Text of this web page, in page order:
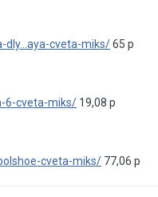
cveta-miks/65 р
6-cveta-miks/ 19,08 р
cveta-miks/ 77,06 р